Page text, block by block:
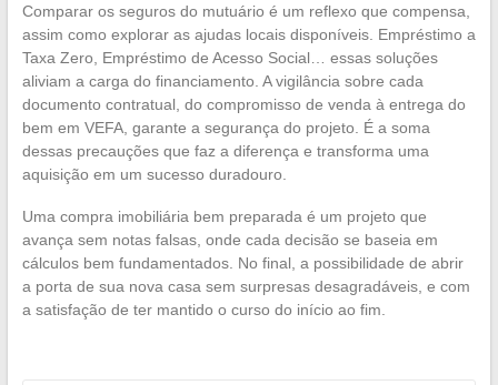
Comparar os seguros do mutuário é um reflexo que compensa,
assim como explorar as ajudas locais disponíveis. Empréstimo a
Taxa Zero, Empréstimo de Acesso Social… essas soluções
aliviam a carga do financiamento. A vigilância sobre cada
documento contratual, do compromisso de venda à entrega do
bem em VEFA, garante a segurança do projeto. É a soma
dessas precauções que faz a diferença e transforma uma
aquisição em um sucesso duradouro.
Uma compra imobiliária bem preparada é um projeto que
avança sem notas falsas, onde cada decisão se baseia em
cálculos bem fundamentados. No final, a possibilidade de abrir
a porta de sua nova casa sem surpresas desagradáveis, e com
a satisfação de ter mantido o curso do início ao fim.